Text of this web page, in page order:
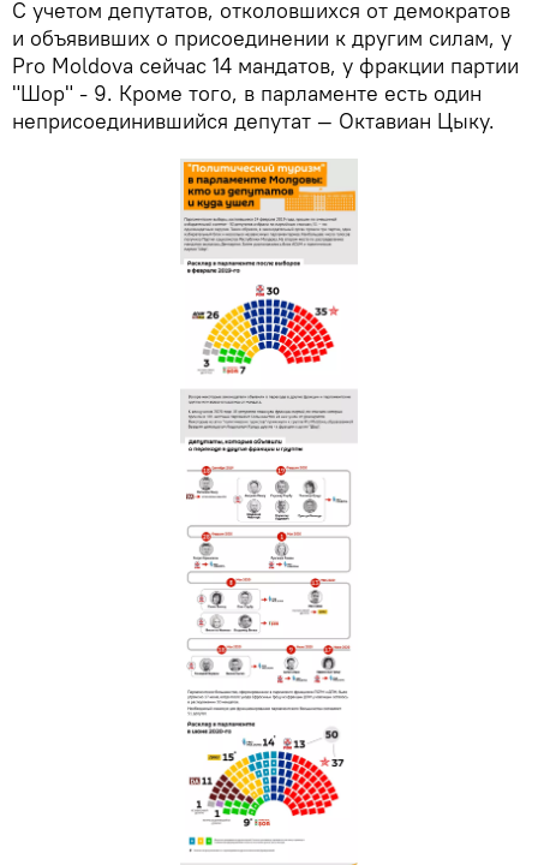
С учетом депутатов, отколовшихся от демократов
и объявивших о присоединении к другим силам, у
Pro Moldova сейчас 14 мандатов, у фракции партии
"Шор" - 9. Кроме того, в парламенте есть один
неприсоединившийся депутат — Октавиан Цыку.